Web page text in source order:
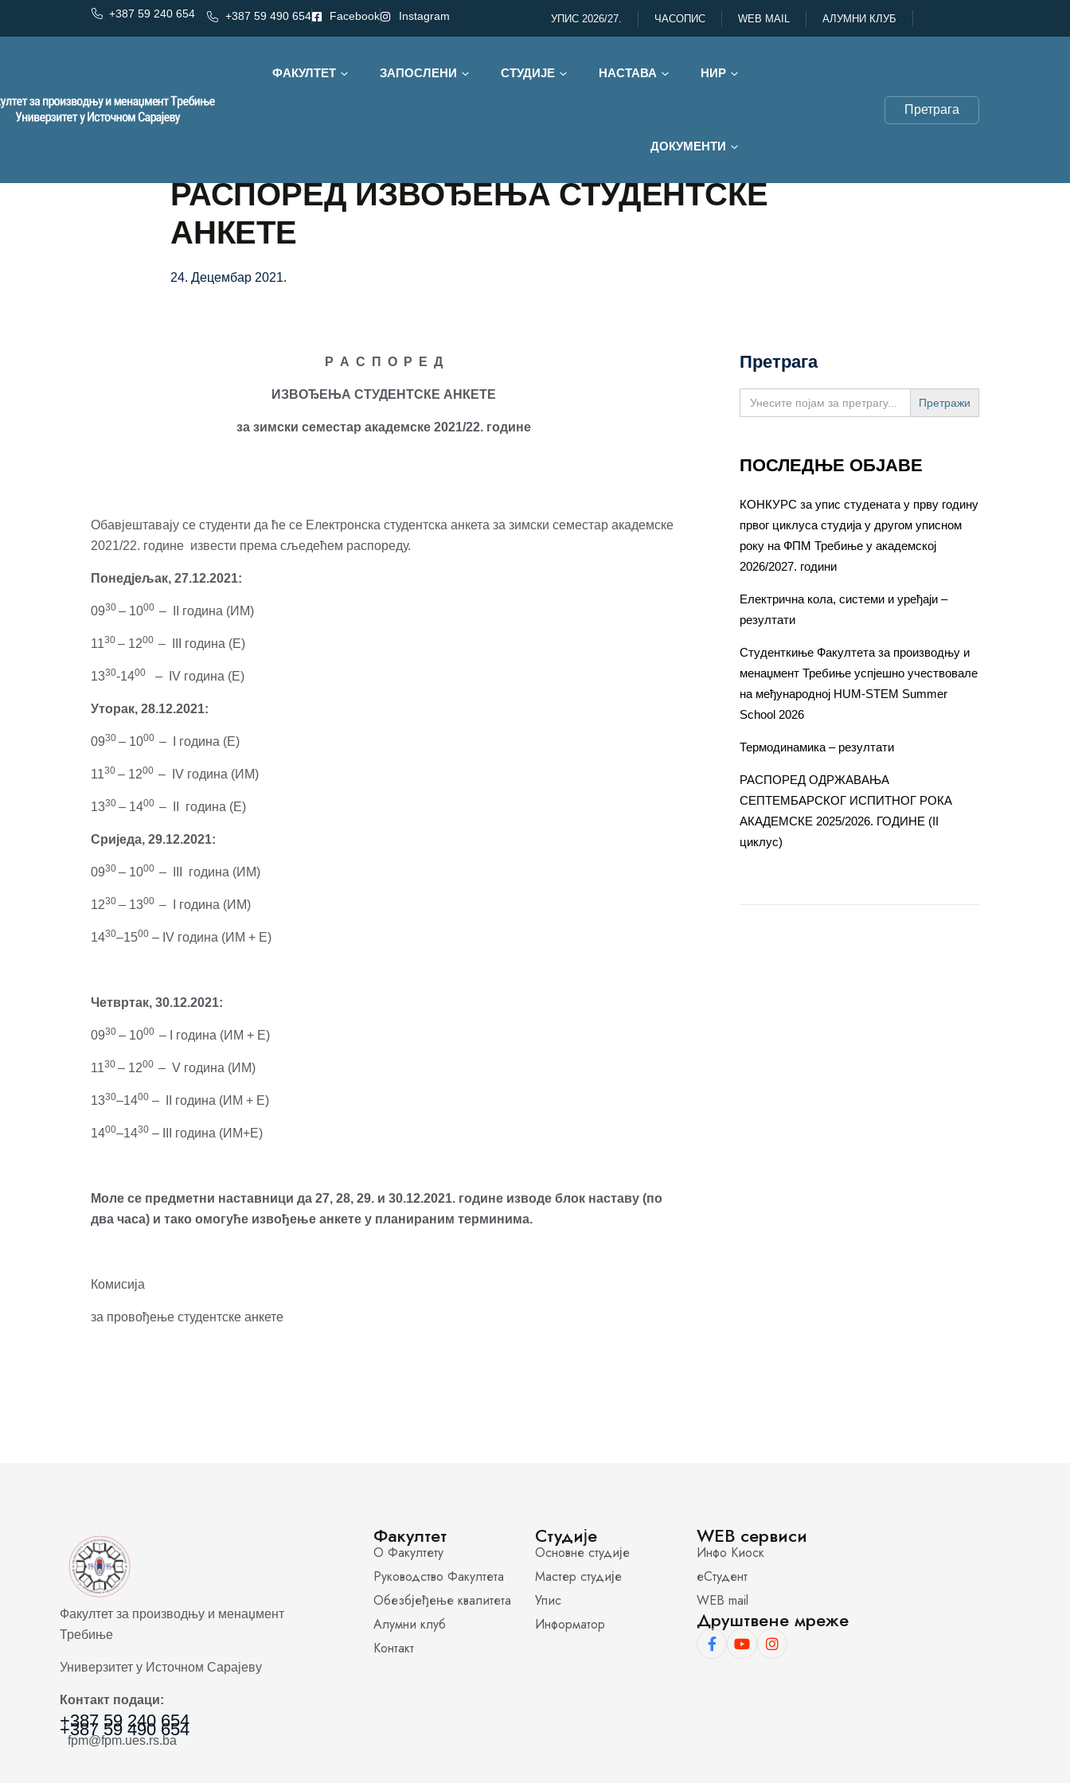
+387 59 240 654 +387 59 490 654 Facebook Instagram УПИС 2026/27. ЧАСОПИС WEB MAIL АЛУМНИ КЛУБ
ФАКУЛТЕТ ЗАПОСЛЕНИ СТУДИЈЕ НАСТАВА НИР
ДОКУМЕНТИ
Претрага
РАСПОРЕД ИЗВОЂЕЊА СТУДЕНТСКЕ
АНКЕТЕ
24. Децембар 2021.
Р А С П О Р Е Д
ИЗВОЂЕЊА СТУДЕНТСКЕ АНКЕТЕ
за зимски семестар академске 2021/22. године
Обавјештавају се студенти да ће се Електронска студентска анкета за зимски семестар академске
2021/22. године извести према сљедећем распореду.
Понедјељак, 27.12.2021:
0930 – 1000 – II година (ИМ)
1130 – 1200 – III година (Е)
1330-1400 – IV година (Е)
Уторак, 28.12.2021:
0930 – 1000 – I година (Е)
1130 – 1200 – IV година (ИМ)
1330 – 1400 – II година (Е)
Сриједа, 29.12.2021:
0930 – 1000 – III година (ИМ)
1230 – 1300 – I година (ИМ)
1430–1500 – IV година (ИМ + Е)
Четвртак, 30.12.2021:
0930 – 1000 – I година (ИМ + Е)
1130 – 1200 – V година (ИМ)
1330–1400 – II година (ИМ + Е)
1400–1430 – III година (ИМ+Е)
Моле се предметни наставници да 27, 28, 29. и 30.12.2021. године изводе блок наставу (по
два часа) и тако омогуће извођење анкете у планираним терминима.
Комисија
за провођење студентске анкете
Претрага
Search
for:
ПОСЛЕДЊЕ ОБЈАВЕ
КОНКУРС за упис студената у прву годину
првог циклуса студија у другом уписном
року на ФПМ Требиње у академској
2026/2027. години
Електрична кола, системи и уређаји –
резултати
Студенткиње Факултета за производњу и
менаџмент Требиње успјешно учествовале
на међународној HUM-STEM Summer
School 2026
Термодинамика – резултати
РАСПОРЕД ОДРЖАВАЊА
СЕПТЕМБАРСКОГ ИСПИТНОГ РОКА
АКАДЕМСКЕ 2025/2026. ГОДИНЕ (II
циклус)
Факултет за производњу и менаџмент
Требиње
Универзитет у Источном Сарајеву
Контакт подаци:
+387 59 240 654
+387 59 490 654
fpm@fpm.ues.rs.ba
Факултет
О Факултету
Руководство Факултета
Обезбјеђење квалитета
Алумни клуб
Контакт
Студије
Основне студије
Мастер студије
Упис
Информатор
WEB сервиси
Инфо Киоск
еСтудент
WEB mail
Друштвене мреже